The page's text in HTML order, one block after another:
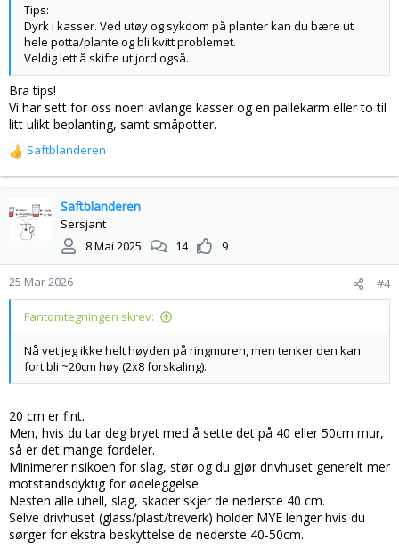
Tips:
Dyrk i kasser. Ved utøy og sykdom på planter kan du bære ut
hele potta/plante og bli kvitt problemet.
Veldig lett å skifte ut jord også.
Bra tips!
Vi har sett for oss noen avlange kasser og en pallekarm eller to til
litt ulikt beplanting, samt småpotter.
R
e
k
s
n
e
r
Saftblanderen
Saftblanderen
Sersjant
8 Mai 2025
14 9
25 Mar 2026 #4
Fantomtegningen skrev:
Nå vet jeg ikke helt høyden på ringmuren, men tenker den kan
fort bli ~20cm høy (2x8 forskaling).
20 cm er fint.
Men, hvis du tar deg bryet med å sette det på 40 eller 50cm mur,
så er det mange fordeler.
Minimerer risikoen for slag, stør og du gjør drivhuset generelt mer
motstandsdyktig for ødeleggelse.
Nesten alle uhell, slag, skader skjer de nederste 40 cm.
Selve drivhuset (glass/plast/treverk) holder MYE lenger hvis du
sørger for ekstra beskyttelse de nederste 40-50cm.